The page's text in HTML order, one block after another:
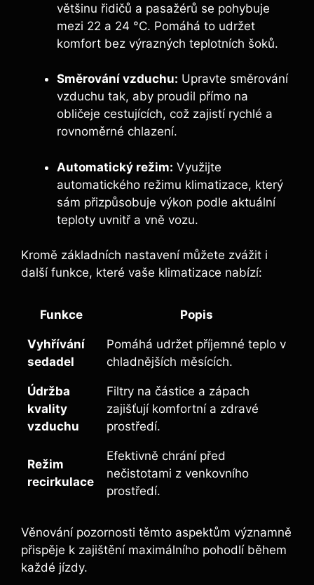
většinu řidičů a pasažérů se pohybuje
mezi 22 a 24 °C. Pomáhá to udržet
komfort bez výrazných teplotních šoků.
Směrování vzduchu: Upravte směrování
vzduchu tak, aby proudil přímo na
obličeje cestujících, což zajistí rychlé a
rovnoměrné chlazení.
Automatický režim: Využijte
automatického režimu klimatizace, který
sám přizpůsobuje výkon podle aktuální
teploty uvnitř a vně vozu.
Kromě základních nastavení můžete zvážit i
další funkce, které vaše klimatizace nabízí:
Funkce Popis
Vyhřívání
sedadel
Pomáhá udržet příjemné teplo v
chladnějších měsících.
Údržba
kvality
vzduchu
Filtry na částice a zápach
zajišťují komfortní a zdravé
prostředí.
Režim
recirkulace
Efektivně chrání před
nečistotami z venkovního
prostředí.
Věnování pozornosti těmto aspektům významně
přispěje k zajištění maximálního pohodlí během
každé jízdy.